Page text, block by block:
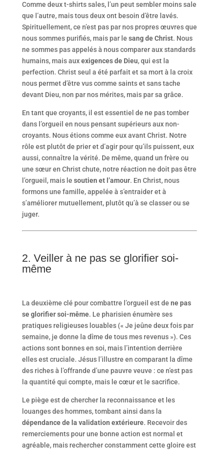
Comme deux t-shirts sales, l’un peut sembler moins sale
que l’autre, mais tous deux ont besoin d’être lavés.
Spirituellement, ce n’est pas par nos propres œuvres que
nous sommes purifiés, mais par le sang de Christ. Nous
ne sommes pas appelés à nous comparer aux standards
humains, mais auxexigences de Dieu, qui est la
perfection. Christ seul a été parfait et sa mort à la croix
nous permet d’être vus comme saints et sans tache
devant Dieu, non par nos mérites, mais par sa grâce.
En tant que croyants, il est essentiel de ne pas tomber
dans l’orgueil en nous pensant supérieurs aux non-
croyants. Nous étions comme eux avant Christ. Notre
rôle est plutôt de prier et d’agir pour qu’ils puissent, eux
aussi, connaître la vérité. De même, quand un frère ou
une sœur en Christ chute, notre réaction ne doit pas être
l’orgueil, mais le soutien et l’amour. En Christ, nous
formons une famille, appelée à s’entraider et à
s’améliorer mutuellement, plutôt qu’à se classer ou se
juger.
2. Veiller à ne pas se glorifier soi-
même
La deuxième clé pour combattre l’orgueil est de ne pas
se glorifier soi-même. Le pharisien énumère ses
pratiques religieuses louables (« Je jeûne deux fois par
semaine, je donne la dîme de tous mes revenus »). Ces
actions sont bonnes en soi, mais l’intention derrière
elles est cruciale. Jésus l’illustre en comparant la dîme
des riches à l’offrande d’une pauvre veuve : ce n’est pas
la quantité qui compte, mais le cœur et le sacrifice.
Le piège est de chercher la reconnaissance et les
louanges des hommes, tombant ainsi dans la
dépendance de la validation extérieure. Recevoir des
remerciements pour une bonne action est normal et
agréable, mais rechercher constamment cette gloire est